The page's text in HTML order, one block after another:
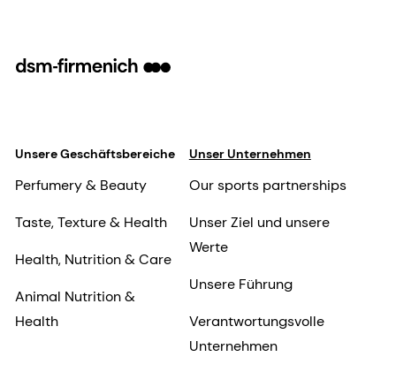
Unsere Geschäftsbereiche
Perfumery & Beauty
Taste, Texture & Health
Health, Nutrition & Care
Animal Nutrition &
Health
Unser Unternehmen
Our sports partnerships
Unser Ziel und unsere
Werte
Unsere Führung
Verantwortungsvolle
Unternehmen